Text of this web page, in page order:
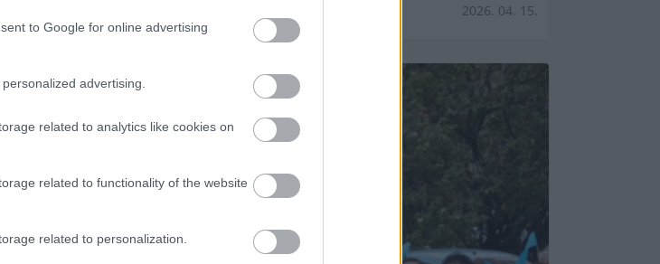
to Google for online advertising
advertising.
related to analytics like cookies on
related to functionality of the website
related to personalization.
2026. 04. 15.